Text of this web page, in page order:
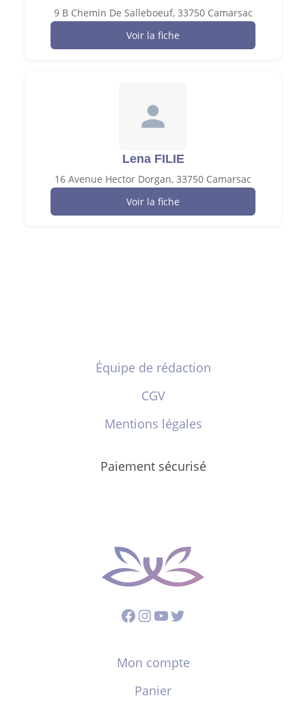
9 B Chemin De Salleboeuf, 33750 Camarsac
Voir la fiche
Lena FILIE
16 Avenue Hector Dorgan, 33750 Camarsac
Voir la fiche
Équipe de rédaction
CGV
Mentions légales
Paiement sécurisé
Facebook
Instagram
YouTube
Twitter
Mon compte
Panier